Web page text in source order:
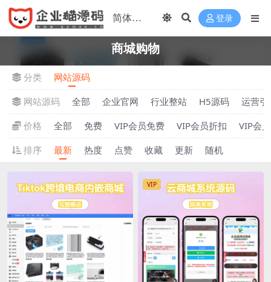
登录
商城购物
分类
网站源码
网站源码
全部 企业官网 行业整站 H5源码
运营引
价格
全部 免费 VIP会员免费 VIP会员折扣
VIP会
排序
最新 热度 点赞 收藏 更新 随机
VIP